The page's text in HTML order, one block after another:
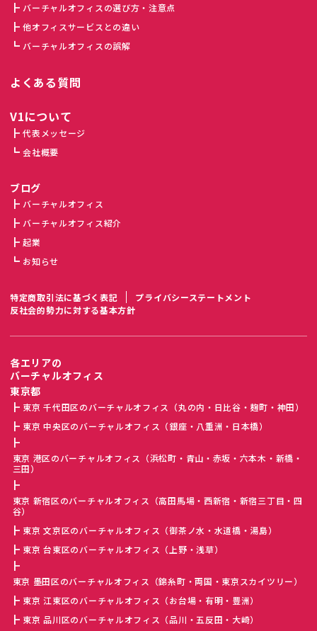
バーチャルオフィスの選び方・注意点
他オフィスサービスとの違い
バーチャルオフィスの誤解
よくある質問
V1について
代表メッセージ
会社概要
ブログ
バーチャルオフィス
バーチャルオフィス紹介
起業
お知らせ
特定商取引法に基づく表記
プライバシーステートメント
反社会的勢力に対する基本方針
各エリアの
バーチャルオフィス
東京都
東京 千代田区のバーチャルオフィス（丸の内・日比谷・麹町・神田）
東京 中央区のバーチャルオフィス（銀座・八重洲・日本橋）
東京 港区のバーチャルオフィス（浜松町・青山・赤坂・六本木・新橋・
三田）
東京 新宿区のバーチャルオフィス（高田馬場・西新宿・新宿三丁目・四
谷）
東京 文京区のバーチャルオフィス（御茶ノ水・水道橋・湯島）
東京 台東区のバーチャルオフィス（上野・浅草）
東京 墨田区のバーチャルオフィス（錦糸町・両国・東京スカイツリー）
東京 江東区のバーチャルオフィス（お台場・有明・豊洲）
東京 品川区のバーチャルオフィス（品川・五反田・大崎）